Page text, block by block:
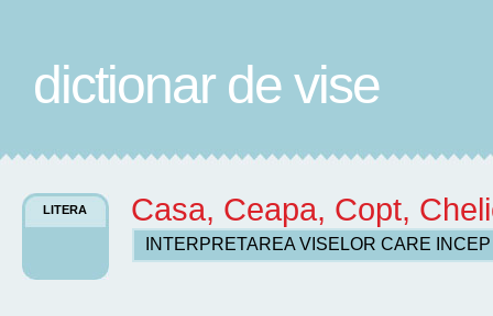
dictionar de vise
LITERA Casa, Ceapa, Copt,
INTERPRETAREA VISELOR CARE